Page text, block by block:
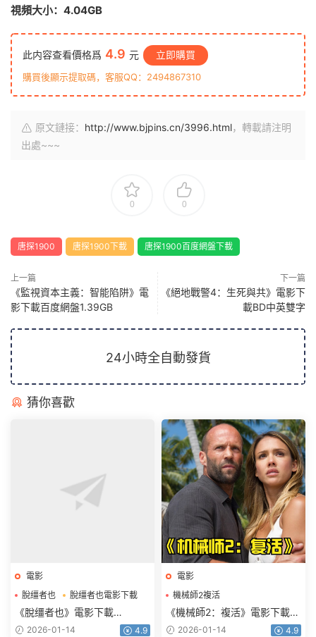
視頻大小：4.04GB
此内容查看價格爲 4.9 元 立即購買
購買後顯示提取碼，客服QQ：2494867310
原文鏈接： http://www.bjpins.cn/3996.html，轉載請注明
出處~~~
0 0
唐探1900 唐探1900下載 唐探1900百度網盤下載
上一篇
《監視資本主義：智能陷阱》電
影下載百度網盤1.39GB
下一篇
《絕地戰警4：生死與共》電影下
載BD中英雙字
24小時全自動發貨
猜你喜歡
電影
脫缰者也
脫缰者也電影下載
《脫缰者也》電影下載
1080p.HD國語中字
2026-01-14 4.9
電影
機械師2複活
機械師2複活電影下載
《機械師2：複活》電影下載
1080p.BD中英雙字
2026-01-14 4.9